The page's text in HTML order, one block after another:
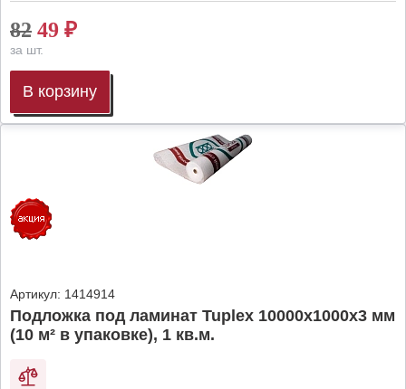
82 49 ₽
за шт.
В корзину
Артикул: 1414914
Подложка под ламинат Tuplex 10000x1000x3 мм
(10 м² в упаковке), 1 кв.м.